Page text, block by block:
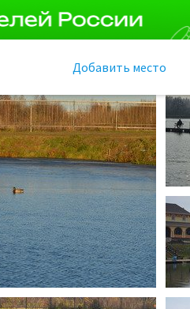
Добавить место